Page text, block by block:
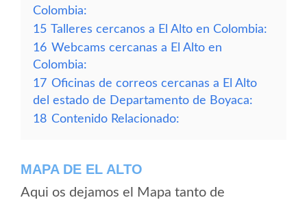
Colombia:
15 Talleres cercanos a El Alto en Colombia:
16 Webcams cercanas a El Alto en
Colombia:
17 Oficinas de correos cercanas a El Alto
del estado de Departamento de Boyaca:
18 Contenido Relacionado:
MAPA DE EL ALTO
Aqui os dejamos el Mapa tanto de